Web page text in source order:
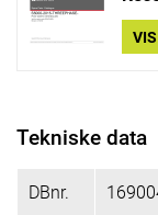
VIS
Tekniske data
DBnr.